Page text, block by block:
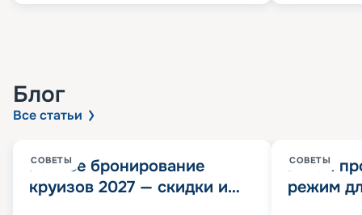
Блог
Все статьи
СОВЕТЫ
Раннее бронирование
круизов 2027 — скидки и
СОВЕТЫ
Китай
режим